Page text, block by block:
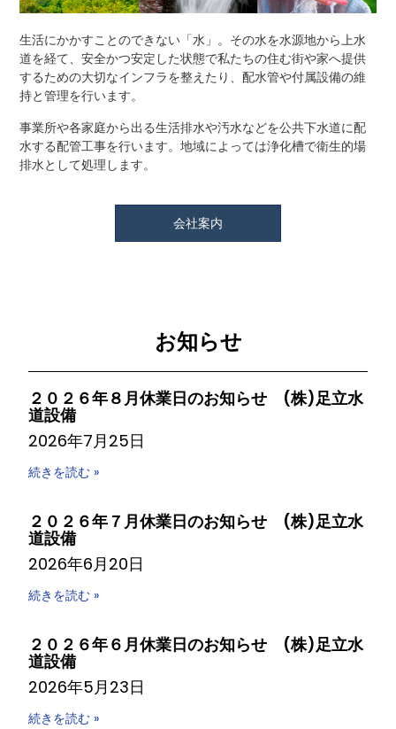
生活にかかすことのできない「水」。その水を水源地から上水
道を経て、安全かつ安定した状態で私たちの住む街や家へ提供
するための大切なインフラを整えたり、配水管や付属設備の維
持と管理を行います。
事業所や各家庭から出る生活排水や汚水などを公共下水道に配
水する配管工事を行います。地域によっては浄化槽で衛生的場
排水として処理します。
会社案内
お知らせ
２０２６年８月休業日のお知らせ (株)足立水
道設備
2026年7月25日
続きを読む »
２０２６年７月休業日のお知らせ (株)足立水
道設備
2026年6月20日
続きを読む »
２０２６年６月休業日のお知らせ (株)足立水
道設備
2026年5月23日
続きを読む »